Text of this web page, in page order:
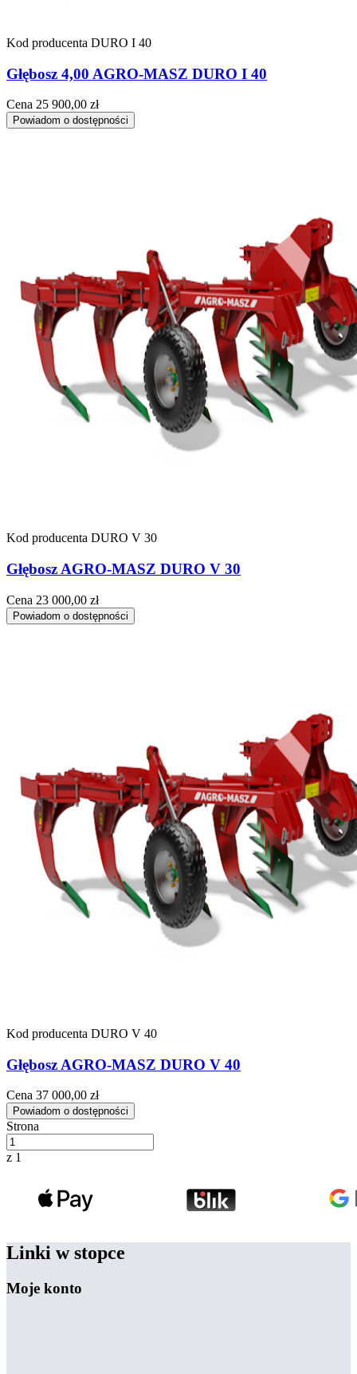
Kod producenta DURO I 40
Głębosz 4,00 AGRO-MASZ DURO I 40
Cena 25 900,00 zł
Powiadom o dostępności
Kod producenta DURO V 30
Głębosz AGRO-MASZ DURO V 30
Cena 23 000,00 zł
Powiadom o dostępności
Kod producenta DURO V 40
Głębosz AGRO-MASZ DURO V 40
Cena 37 000,00 zł
Powiadom o dostępności
Strona
z 1
Linki w stopce
Moje konto